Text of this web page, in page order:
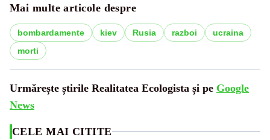
Mai multe articole despre
bombardamente kiev Rusia razboi
ucraina
morti
Urmărește știrile Realitatea Ecologista și pe Google
News
CELE MAI CITITE